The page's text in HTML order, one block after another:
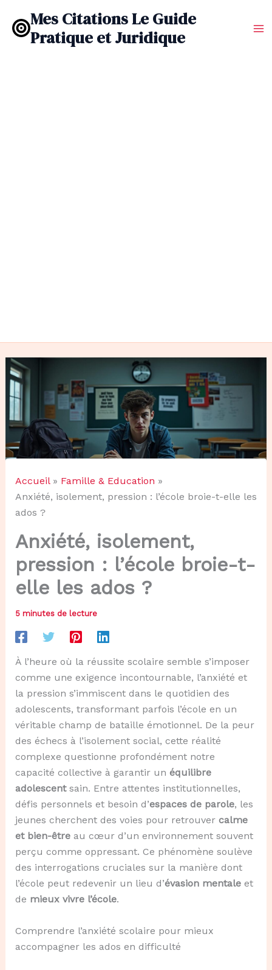
contenu
Mes Citations Le Guide
Pratique et Juridique
Accueil
Famille & Education
Anxiété, isolement, pression : l’école broie-t-elle les
ados ?
Anxiété, isolement,
pression : l’école broie-t-
elle les ados ?
5 minutes de lecture
À l’heure où la réussite scolaire semble s’imposer
comme une exigence incontournable, l’anxiété et
la pression s’immiscent dans le quotidien des
adolescents, transformant parfois l’école en un
véritable champ de bataille émotionnel. De la peur
des échecs à l’isolement social, cette réalité
complexe questionne profondément notre
capacité collective à garantir un équilibre
adolescentsain. Entre attentes institutionnelles,
défis personnels et besoin d’espaces de parole, les
jeunes cherchent des voies pour retrouver calme
et bien-êtreau cœur d’un environnement souvent
perçu comme oppressant. Ce phénomène soulève
des interrogations cruciales sur la manière dont
l’école peut redevenir un lieu d’évasion mentaleet
de mieux vivre l’école.
Comprendre l’anxiété scolaire pour mieux
accompagner les ados en difficulté